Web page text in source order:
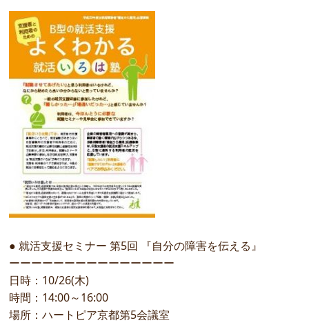
● 就活支援セミナー 第5回 『自分の障害を伝える』
ーーーーーーーーーーーーーーー
日時：10/26(木)
時間：14:00～16:00
場所：ハートピア京都第5会議室